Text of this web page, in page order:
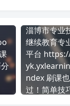
淄博市专业
继续教育专
平台
ndex 刷课
过！简单技